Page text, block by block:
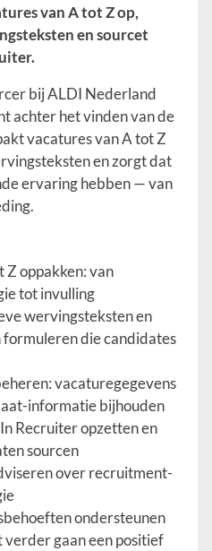
van A tot Z op,
en sourcet
bij ALDI Nederland
achter het vinden van de
vacatures van A tot Z
en zorgt dat
ervaring hebben — van
Z oppakken: van
tot invulling
wervingsteksten en
die candidates
vacaturegegevens
informatie bijhouden
Recruiter opzetten en
sourcen
over recruitment-
ondersteunen
gaan een positief